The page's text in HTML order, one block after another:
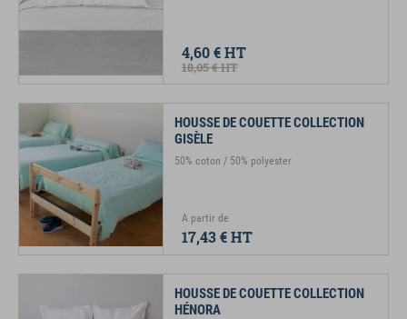
4,60 €HT
18,05 €HT
HOUSSE DE COUETTE COLLECTION
GISÈLE
50% coton / 50% polyester
A partir de
17,43 €HT
HOUSSE DE COUETTE COLLECTION
HÉNORA